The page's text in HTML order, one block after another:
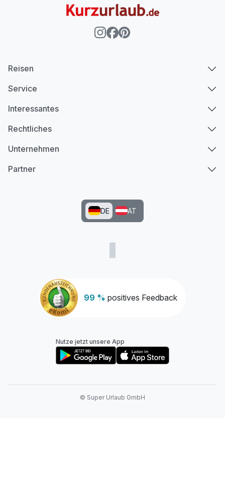
99 % positives Feedback
Reisen
Service
Interessantes
Rechtliches
Unternehmen
Partner
DE AT
Nutze jetzt unsere App
© Super Urlaub GmbH